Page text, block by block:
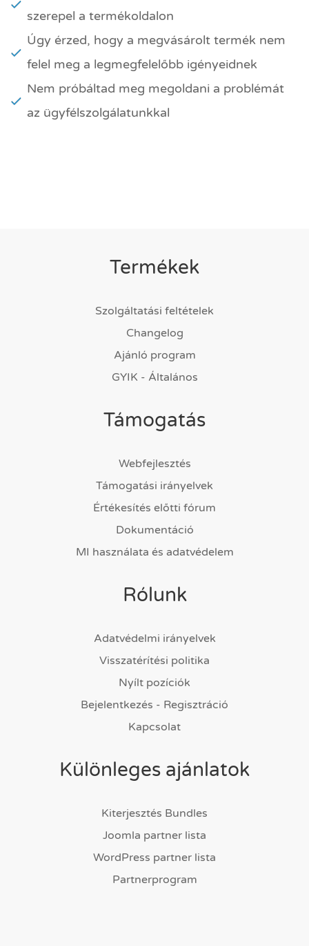
szerepel a termékoldalon
Úgy érzed, hogy a megvásárolt termék nem
felel meg a legmegfelelőbb igényeidnek
Nem próbáltad meg megoldani a problémát
az ügyfélszolgálatunkkal
Termékek
Szolgáltatási feltételek
Changelog
Ajánló program
GYIK - Általános
Támogatás
Webfejlesztés
Támogatási irányelvek
Értékesítés előtti fórum
Dokumentáció
MI használata és adatvédelem
Rólunk
Adatvédelmi irányelvek
Visszatérítési politika
Nyílt pozíciók
Bejelentkezés - Regisztráció
Kapcsolat
Különleges ajánlatok
Kiterjesztés Bundles
Joomla partner lista
WordPress partner lista
Partnerprogram